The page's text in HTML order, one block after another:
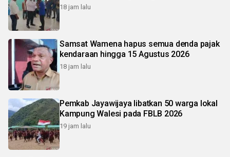
18 jam lalu
Samsat Wamena hapus semua denda pajak
kendaraan hingga 15 Agustus 2026
18 jam lalu
Pemkab Jayawijaya libatkan 50 warga lokal
Kampung Walesi pada FBLB 2026
19 jam lalu